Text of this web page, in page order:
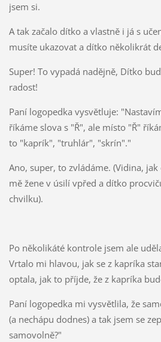
jsem si.
A tak začalo dítko a vlastně i já s
musíte ukazovat a dítko několikrát
Super! To vypadá nadějně, Dítko
radost!
Paní logopedka vysvětluje:
říkáme slova s "Ř", ale místo "Ř"
to "kaprík", "truhlár", "skrín"."
Ano, super, to zvládáme. (Vidina,
mě žene v úsilí vpřed a dítko
chvilku).
Po několikáté kontrole jsem ale
Vrtalo mi hlavou, jak se z kapríka
optala, jak to příjde, že z kapríka
Paní logopedka mi vysvětlila, že
(a nechápu dodnes) a tak jsem se
samovolně?"